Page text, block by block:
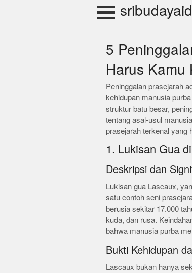
sribudayaid
5
Harus Kamu
Peninggalan prasejarah
kehidupan manusia
struktur batu besar,
tentang asal-usul
prasejarah terkenal yang
1. Lukisan Gua
Deskripsi dan
Lukisan gua Lascaux,
satu contoh seni
berusia sekitar 17.000
kuda, dan rusa.
bahwa manusia purba
Bukti Kehidupan
Lascaux bukan hanya